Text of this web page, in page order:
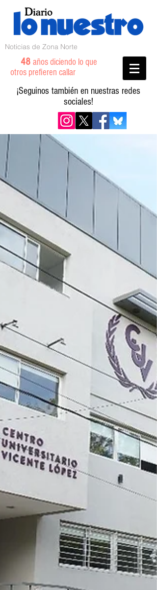
Noticias de Zona Norte
48 años diciendo lo que
otros prefieren callar
¡Seguinos también en nuestras redes
sociales!